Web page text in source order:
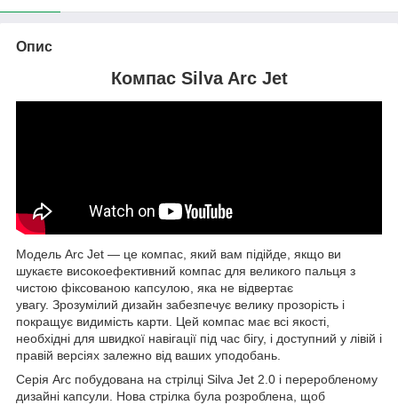
Опис
Компас Silva Arc Jet
Модель Arc Jet — це компас, який вам підійде, якщо ви
шукаєте високоефективний компас для великого пальця з
чистою фіксованою капсулою, яка не відвертає
увагу. Зрозумілий дизайн забезпечує велику прозорість і
покращує видимість карти. Цей компас має всі якості,
необхідні для швидкої навігації під час бігу, і доступний у лівій і
правій версіях залежно від ваших уподобань.
Серія Arc побудована на стрілці Silva Jet 2.0 і переробленому
дизайні капсули. Нова стрілка була розроблена, щоб